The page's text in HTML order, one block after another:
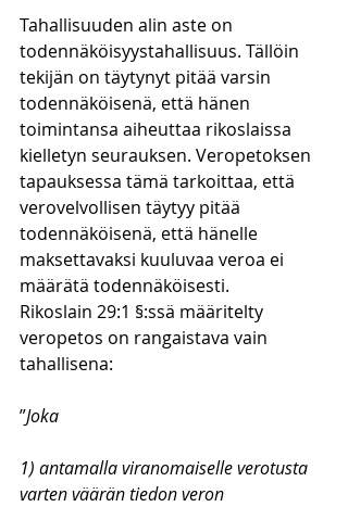
Tahallisuuden alin aste on
todennäköisyystahallisuus. Tällöin
tekijän on täytynyt pitää varsin
todennäköisenä, että hänen
toimintansa aiheuttaa rikoslaissa
kielletyn seurauksen. Veropetoksen
tapauksessa tämä tarkoittaa, että
verovelvollisen täytyy pitää
todennäköisenä, että hänelle
maksettavaksi kuuluvaa veroa ei
määrätä todennäköisesti.
Rikoslain 29:1 §:ssä määritelty
veropetos on rangaistava vain
tahallisena:
”Joka
1) antamalla viranomaiselle verotusta
varten väärän tiedon veron